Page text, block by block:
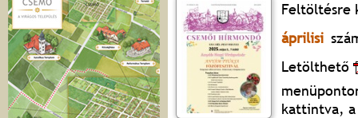
Feltöltésre
áprilisi
Letölthető
kattintva, a